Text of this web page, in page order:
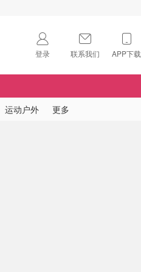
登录 联系我们 APP下载
🇺🇸
运动户外 更多